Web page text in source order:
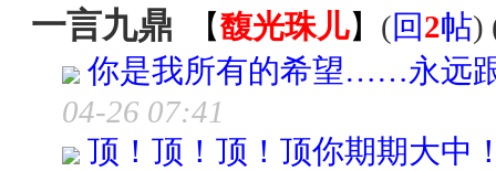
一言九鼎
【馥光珠儿】 (回2帖)
你是我所有的希望……永远
04-26 07:41
顶！顶！顶！顶你期期大中